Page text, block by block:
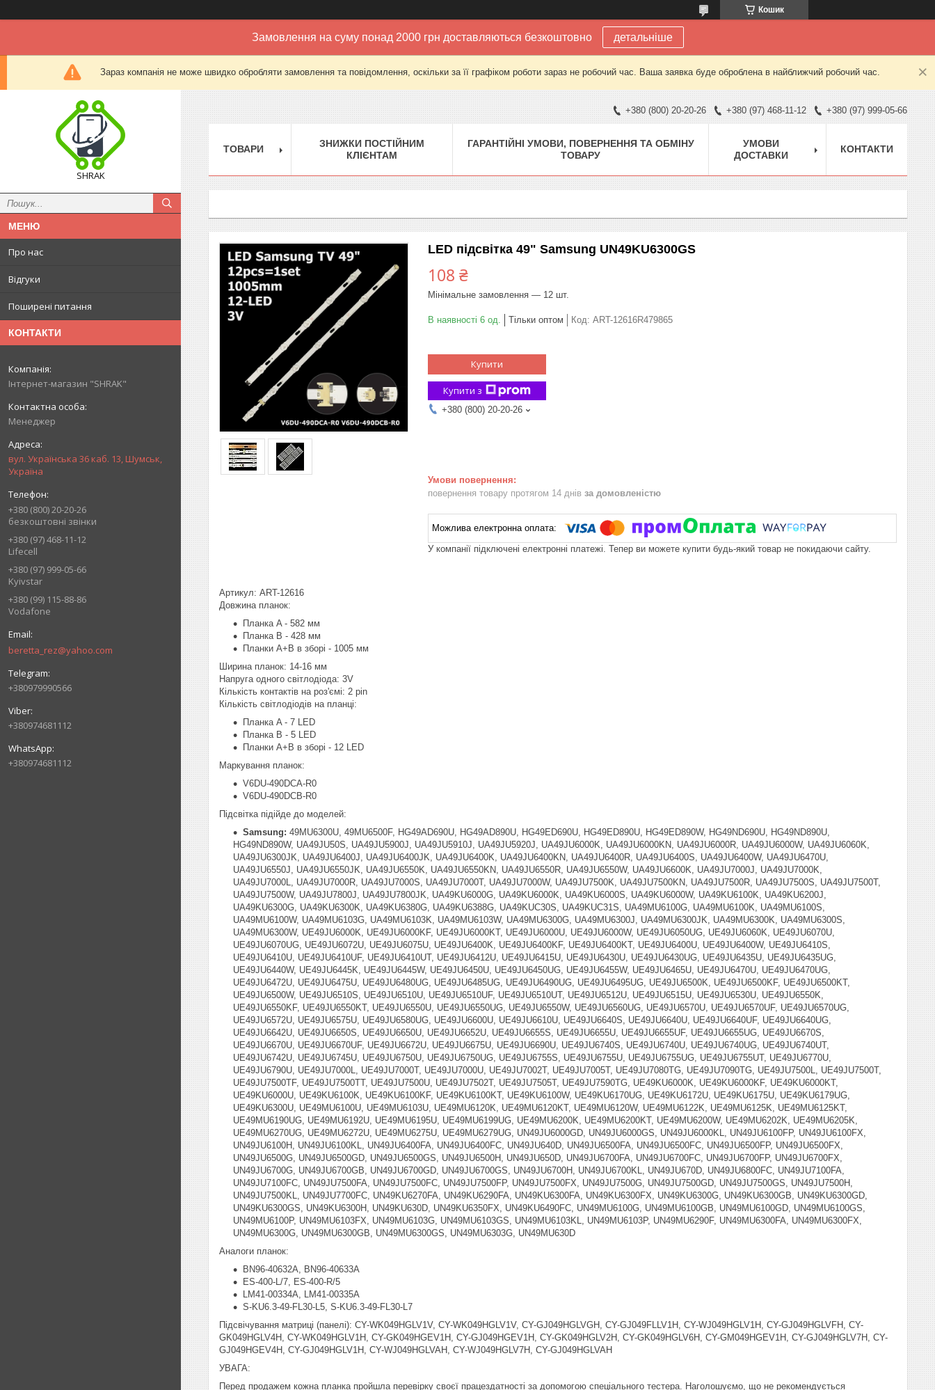
Кошик
Замовлення на суму понад 2000 грн доставляються безкоштовно детальніше
Зараз компанія не може швидко обробляти замовлення та повідомлення, оскільки за її графіком роботи зараз не робочий час. Ваша заявка буде оброблена в найближчий робочий час.
SHRAK
Про нас
Відгуки
Поширені питання
КОНТАКТИ
Інтернет-магазин "SHRAK"
Менеджер
вул. Українська 36 каб. 13, Шумськ,
Україна
+380 (800) 20-20-26
безкоштовні звінки
+380 (97) 468-11-12
Lifecell
+380 (97) 999-05-66
Kyivstar
+380 (99) 115-88-86
Vodafone
beretta_rez@yahoo.com
+380979990566
+380974681112
+380974681112
+380 (800) 20-20-26 +380 (97) 468-11-12 +380 (97) 999-05-66
ТОВАРИ
ЗНИЖКИ ПОСТІЙНИМ
КЛІЄНТАМ
ГАРАНТІЙНІ УМОВИ, ПОВЕРНЕННЯ ТА ОБМІНУ
ТОВАРУ
УМОВИ
ДОСТАВКИ
КОНТАКТИ
LED підсвітка 49" Samsung UN49KU6300GS
108 ₴
Мінімальне замовлення — 12 шт.
В наявності 6 од. Тільки оптом Код: ART-12616R479865
Купити
Купити з
+380 (800) 20-20-26
повернення товару протягом 14 днів за домовленістю
У компанії підключені електронні платежі. Тепер ви можете купити будь-який товар не покидаючи сайту.
Артикул: ART-12616
Довжина планок:
Планка A - 582 мм
Планка B - 428 мм
Планки A+B в зборі - 1005 мм
Ширина планок: 14-16 мм
Напруга одного світлодіода: 3V
Кількість контактів на роз'ємі: 2 pin
Кількість світлодіодів на планці:
Планка A - 7 LED
Планка B - 5 LED
Планки A+B в зборі - 12 LED
Маркування планок:
V6DU-490DCA-R0
V6DU-490DCB-R0
Підсвітка підійде до моделей:
Samsung: 49MU6300U, 49MU6500F, HG49AD690U, HG49AD890U, HG49ED690U, HG49ED890U, HG49ED890W, HG49ND690U, HG49ND890U,
HG49ND890W, UA49JU50S, UA49JU5900J, UA49JU5910J, UA49JU5920J, UA49JU6000K, UA49JU6000KN, UA49JU6000R, UA49JU6000W, UA49JU6060K,
UA49JU6300JK, UA49JU6400J, UA49JU6400JK, UA49JU6400K, UA49JU6400KN, UA49JU6400R, UA49JU6400S, UA49JU6400W, UA49JU6470U,
UA49JU6550J, UA49JU6550JK, UA49JU6550K, UA49JU6550KN, UA49JU6550R, UA49JU6550W, UA49JU6600K, UA49JU7000J, UA49JU7000K,
UA49JU7000L, UA49JU7000R, UA49JU7000S, UA49JU7000T, UA49JU7000W, UA49JU7500K, UA49JU7500KN, UA49JU7500R, UA49JU7500S, UA49JU7500T,
UA49JU7500W, UA49JU7800J, UA49JU7800JK, UA49KU6000G, UA49KU6000K, UA49KU6000S, UA49KU6000W, UA49KU6100K, UA49KU6200J,
UA49KU6300G, UA49KU6300K, UA49KU6380G, UA49KU6388G, UA49KUC30S, UA49KUC31S, UA49MU6100G, UA49MU6100K, UA49MU6100S,
UA49MU6100W, UA49MU6103G, UA49MU6103K, UA49MU6103W, UA49MU6300G, UA49MU6300J, UA49MU6300JK, UA49MU6300K, UA49MU6300S,
UA49MU6300W, UE49JU6000K, UE49JU6000KF, UE49JU6000KT, UE49JU6000U, UE49JU6000W, UE49JU6050UG, UE49JU6060K, UE49JU6070U,
UE49JU6070UG, UE49JU6072U, UE49JU6075U, UE49JU6400K, UE49JU6400KF, UE49JU6400KT, UE49JU6400U, UE49JU6400W, UE49JU6410S,
UE49JU6410U, UE49JU6410UF, UE49JU6410UT, UE49JU6412U, UE49JU6415U, UE49JU6430U, UE49JU6430UG, UE49JU6435U, UE49JU6435UG,
UE49JU6440W, UE49JU6445K, UE49JU6445W, UE49JU6450U, UE49JU6450UG, UE49JU6455W, UE49JU6465U, UE49JU6470U, UE49JU6470UG,
UE49JU6472U, UE49JU6475U, UE49JU6480UG, UE49JU6485UG, UE49JU6490UG, UE49JU6495UG, UE49JU6500K, UE49JU6500KF, UE49JU6500KT,
UE49JU6500W, UE49JU6510S, UE49JU6510U, UE49JU6510UF, UE49JU6510UT, UE49JU6512U, UE49JU6515U, UE49JU6530U, UE49JU6550K,
UE49JU6550KF, UE49JU6550KT, UE49JU6550U, UE49JU6550UG, UE49JU6550W, UE49JU6560UG, UE49JU6570U, UE49JU6570UF, UE49JU6570UG,
UE49JU6572U, UE49JU6575U, UE49JU6580UG, UE49JU6600U, UE49JU6610U, UE49JU6640S, UE49JU6640U, UE49JU6640UF, UE49JU6640UG,
UE49JU6642U, UE49JU6650S, UE49JU6650U, UE49JU6652U, UE49JU6655S, UE49JU6655U, UE49JU6655UF, UE49JU6655UG, UE49JU6670S,
UE49JU6670U, UE49JU6670UF, UE49JU6672U, UE49JU6675U, UE49JU6690U, UE49JU6740S, UE49JU6740U, UE49JU6740UG, UE49JU6740UT,
UE49JU6742U, UE49JU6745U, UE49JU6750U, UE49JU6750UG, UE49JU6755S, UE49JU6755U, UE49JU6755UG, UE49JU6755UT, UE49JU6770U,
UE49JU6790U, UE49JU7000L, UE49JU7000T, UE49JU7000U, UE49JU7002T, UE49JU7005T, UE49JU7080TG, UE49JU7090TG, UE49JU7500L, UE49JU7500T,
UE49JU7500TF, UE49JU7500TT, UE49JU7500U, UE49JU7502T, UE49JU7505T, UE49JU7590TG, UE49KU6000K, UE49KU6000KF, UE49KU6000KT,
UE49KU6000U, UE49KU6100K, UE49KU6100KF, UE49KU6100KT, UE49KU6100W, UE49KU6170UG, UE49KU6172U, UE49KU6175U, UE49KU6179UG,
UE49KU6300U, UE49MU6100U, UE49MU6103U, UE49MU6120K, UE49MU6120KT, UE49MU6120W, UE49MU6122K, UE49MU6125K, UE49MU6125KT,
UE49MU6190UG, UE49MU6192U, UE49MU6195U, UE49MU6199UG, UE49MU6200K, UE49MU6200KT, UE49MU6200W, UE49MU6202K, UE49MU6205K,
UE49MU6270UG, UE49MU6272U, UE49MU6275U, UE49MU6279UG, UN49JU6000GD, UN49JU6000GS, UN49JU6000KL, UN49JU6100FP, UN49JU6100FX,
UN49JU6100H, UN49JU6100KL, UN49JU6400FA, UN49JU6400FC, UN49JU640D, UN49JU6500FA, UN49JU6500FC, UN49JU6500FP, UN49JU6500FX,
UN49JU6500G, UN49JU6500GD, UN49JU6500GS, UN49JU6500H, UN49JU650D, UN49JU6700FA, UN49JU6700FC, UN49JU6700FP, UN49JU6700FX,
UN49JU6700G, UN49JU6700GB, UN49JU6700GD, UN49JU6700GS, UN49JU6700H, UN49JU6700KL, UN49JU670D, UN49JU6800FC, UN49JU7100FA,
UN49JU7100FC, UN49JU7500FA, UN49JU7500FC, UN49JU7500FP, UN49JU7500FX, UN49JU7500G, UN49JU7500GD, UN49JU7500GS, UN49JU7500H,
UN49JU7500KL, UN49JU7700FC, UN49KU6270FA, UN49KU6290FA, UN49KU6300FA, UN49KU6300FX, UN49KU6300G, UN49KU6300GB, UN49KU6300GD,
UN49KU6300GS, UN49KU6300H, UN49KU630D, UN49KU6350FX, UN49KU6490FC, UN49MU6100G, UN49MU6100GB, UN49MU6100GD, UN49MU6100GS,
UN49MU6100P, UN49MU6103FX, UN49MU6103G, UN49MU6103GS, UN49MU6103KL, UN49MU6103P, UN49MU6290F, UN49MU6300FA, UN49MU6300FX,
UN49MU6300G, UN49MU6300GB, UN49MU6300GS, UN49MU6303G, UN49MU630D
Аналоги планок:
BN96-40632A, BN96-40633A
ES-400-L/7, ES-400-R/5
LM41-00334A, LM41-00335A
S-KU6.3-49-FL30-L5, S-KU6.3-49-FL30-L7
Підсвічування матриці (панелі): CY-WK049HGLV1V, CY-WK049HGLV1V, CY-GJ049HGLVGH, CY-GJ049FLLV1H, CY-WJ049HGLV1H, CY-GJ049HGLVFH, CY-
GK049HGLV4H, CY-WK049HGLV1H, CY-GK049HGEV1H, CY-GJ049HGEV1H, CY-GK049HGLV2H, CY-GK049HGLV6H, CY-GM049HGEV1H, CY-GJ049HGLV7H, CY-
GJ049HGEV4H, CY-GJ049HGLV1H, CY-WJ049HGLVAH, CY-WJ049HGLV7H, CY-GJ049HGLVAH
УВАГА:
Перед продажем кожна планка пройшла перевірку своєї працездатності за допомогою спеціального тестера. Наголошуємо, що не рекомендується